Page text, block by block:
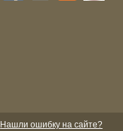
Нашли ошибку на сайте?